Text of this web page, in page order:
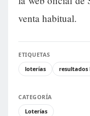
venta habitual.
ETIQUETAS
loterías
resultados
CATEGORÍA
Loterías